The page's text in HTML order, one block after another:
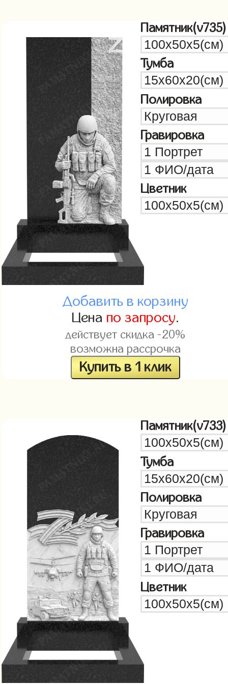
Памятник(v735)
Тумба
Полировка
Гравировка
Цветник
Добавить в корзину
Цена по запросу.
действует скидка -20%
возможна рассрочка
Купить в 1 клик
Памятник(v733)
Тумба
Полировка
Гравировка
Цветник